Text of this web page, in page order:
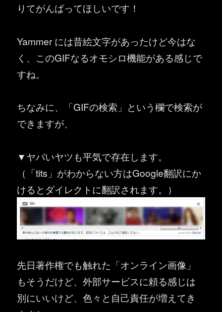
りてがんばってほしいです！
Yammer には昔絵文字があったけど今はな
く、このGIFなるオモシロ機能がある感じで
すね。
ちなみに、「GIFの検索」という欄で検索が
できますが、
▼ヤバいヤツも平気で存在します。
（「tits」がわからない方はGoogle翻訳にか
けるとダイレクトに翻訳されます。）
先日著作権でも触れた「オンライン画像」
もそうだけど、外部サービスに頼る感じは
別にいいけど、色々と自己責任が増えてき